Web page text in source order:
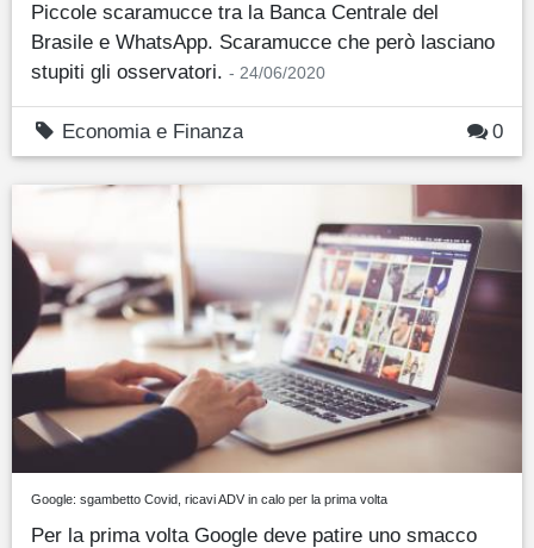
Piccole scaramucce tra la Banca Centrale del
Brasile e WhatsApp. Scaramucce che però lasciano
stupiti gli osservatori. - 24/06/2020
Economia e Finanza 0
Google: sgambetto Covid, ricavi ADV in calo per la prima volta
Per la prima volta Google deve patire uno smacco